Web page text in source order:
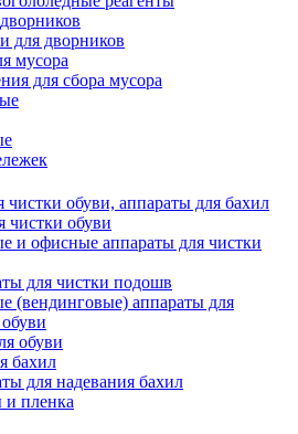
для дворников
мусора
для сбора мусора
обуви, аппараты для бахил
обуви
и офисные аппараты для чистки
для чистки подошв
(вендинговые) аппараты для
обуви
бахил
для надевания бахил
и пленка